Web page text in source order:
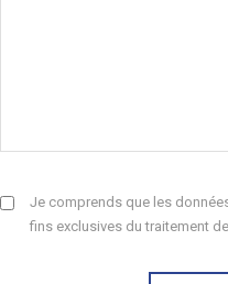
Je comprends que les
fins exclusives du traitement